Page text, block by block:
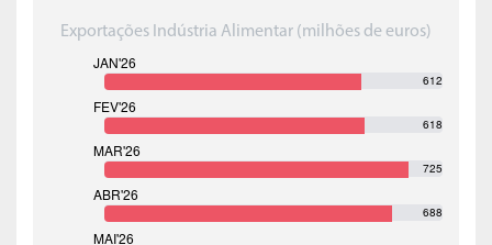
Exportações Indústria Alimentar (milhões de euros)
612
618
725
688